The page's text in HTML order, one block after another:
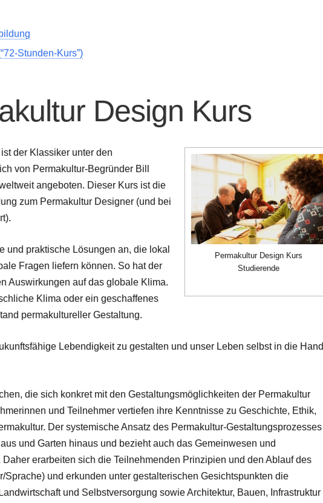
Stunden-Kurs”)
Design Kurs
Permakultur Design Kurs
Studierende
der Klassiker unter den
von Permakultur-Begründer Bill
angeboten. Dieser Kurs ist die
zum Permakultur Designer (und bei
und praktische Lösungen an, die lokal
Fragen liefern können. So hat der
Auswirkungen auf das globale Klima.
Klima oder ein geschaffenes
permakultureller Gestaltung.
Lebendigkeit zu gestalten und unser Leben selbst in die Hand
die sich konkret mit den Gestaltungsmöglichkeiten der Permakultur
und Teilnehmer vertiefen ihre Kenntnisse zu Geschichte, Ethik,
Der systemische Ansatz des Permakultur-Gestaltungsprozesses
und Garten hinaus und bezieht auch das Gemeinwesen und
erarbeiten sich die Teilnehmenden Prinzipien und den Ablauf des
Sprache) und erkunden unter gestalterischen Gesichtspunkten die
und Selbstversorgung sowie Architektur, Bauen, Infrastruktur